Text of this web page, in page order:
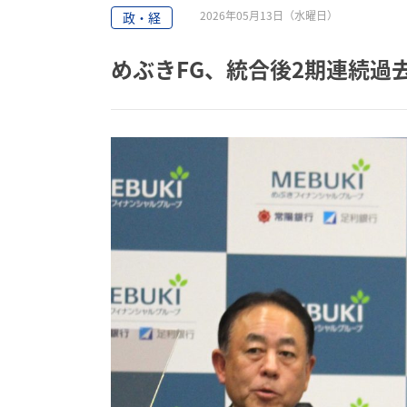
政・経 2026年05月13日（水曜日）
めぶきFG、統合後2期連続過